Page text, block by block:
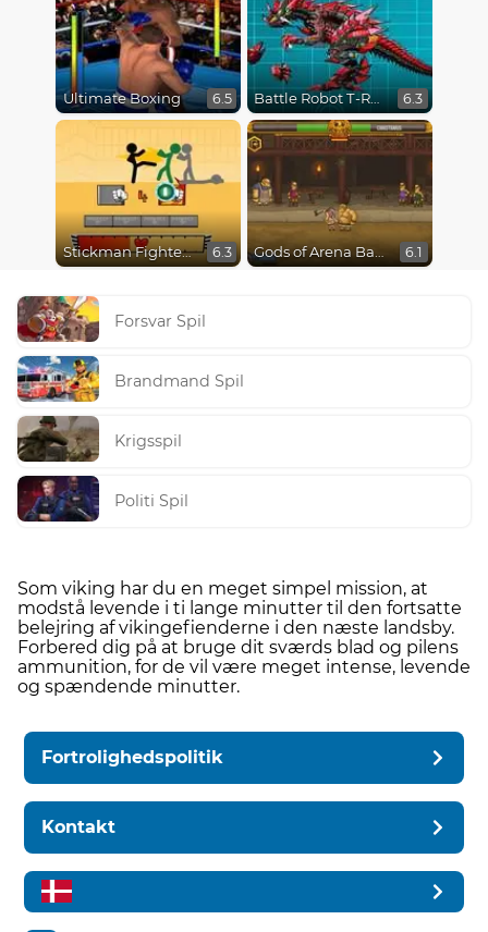
Ultimate Boxing 6.5 Battle Robot T-Rex Age 6.3
Stickman Fighter Epic Battles 6.3 Gods of Arena Battles 6.1
Forsvar Spil
Brandmand Spil
Krigsspil
Politi Spil
Som viking har du en meget simpel mission, at
modstå levende i ti lange minutter til den fortsatte
belejring af vikingefienderne i den næste landsby.
Forbered dig på at bruge dit sværds blad og pilens
ammunition, for de vil være meget intense, levende
og spændende minutter.
Fortrolighedspolitik
Kontakt